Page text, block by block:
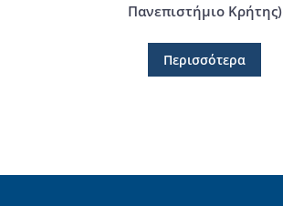
Πανεπιστήμιο Κρήτης)
Περισσότερα